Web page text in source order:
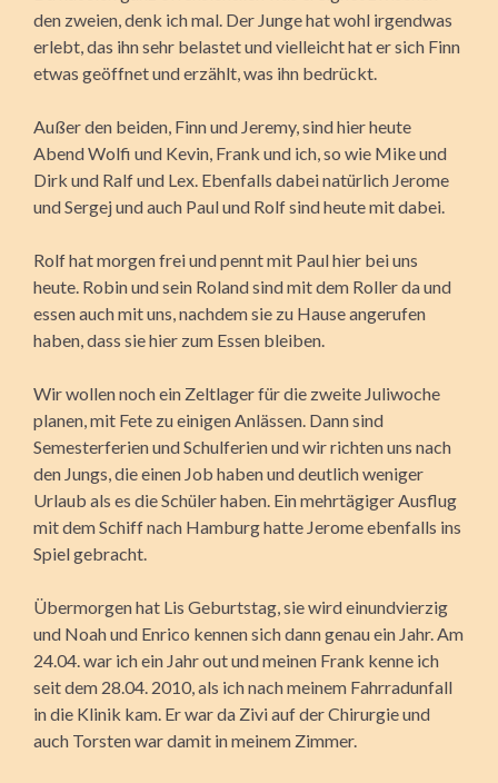
den zweien, denk ich mal. Der Junge hat wohl irgendwas
erlebt, das ihn sehr belastet und vielleicht hat er sich Finn
etwas geöffnet und erzählt, was ihn bedrückt.
Außer den beiden, Finn und Jeremy, sind hier heute
Abend Wolfi und Kevin, Frank und ich, so wie Mike und
Dirk und Ralf und Lex. Ebenfalls dabei natürlich Jerome
und Sergej und auch Paul und Rolf sind heute mit dabei.
Rolf hat morgen frei und pennt mit Paul hier bei uns
heute. Robin und sein Roland sind mit dem Roller da und
essen auch mit uns, nachdem sie zu Hause angerufen
haben, dass sie hier zum Essen bleiben.
Wir wollen noch ein Zeltlager für die zweite Juliwoche
planen, mit Fete zu einigen Anlässen. Dann sind
Semesterferien und Schulferien und wir richten uns nach
den Jungs, die einen Job haben und deutlich weniger
Urlaub als es die Schüler haben. Ein mehrtägiger Ausflug
mit dem Schiff nach Hamburg hatte Jerome ebenfalls ins
Spiel gebracht.
Übermorgen hat Lis Geburtstag, sie wird einundvierzig
und Noah und Enrico kennen sich dann genau ein Jahr. Am
24.04. war ich ein Jahr out und meinen Frank kenne ich
seit dem 28.04. 2010, als ich nach meinem Fahrradunfall
in die Klinik kam. Er war da Zivi auf der Chirurgie und
auch Torsten war damit in meinem Zimmer.